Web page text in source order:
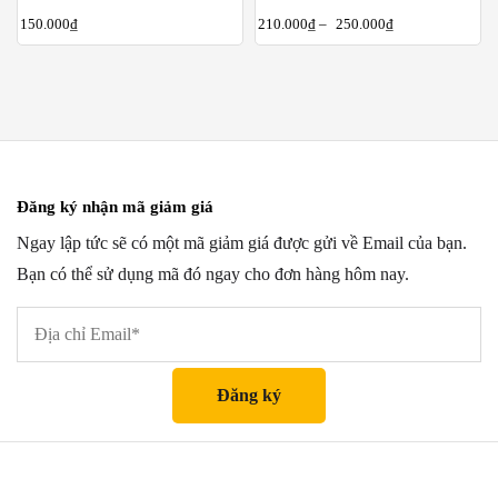
150.000₫ 210.000₫ – 250.000₫
Đăng ký nhận mã giảm giá
Ngay lập tức sẽ có một mã giảm giá được gửi về Email của bạn.
Bạn có thể sử dụng mã đó ngay cho đơn hàng hôm nay.